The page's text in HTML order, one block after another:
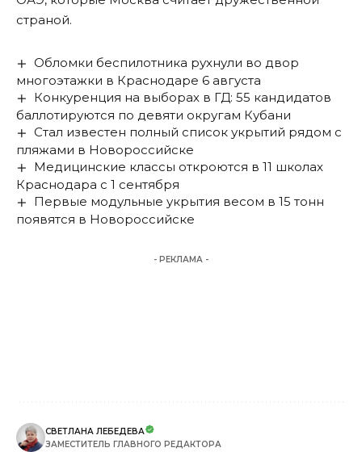
страной.
Обломки беспилотника рухнули во двор
многоэтажки в Краснодаре 6 августа
Конкуренция на выборах в ГД: 55 кандидатов
баллотируются по девяти округам Кубани
Стал известен полный список укрытий рядом с
пляжами в Новороссийске
Медицинские классы откроются в 11 школах
Краснодара с 1 сентября
Первые модульные укрытия весом в 15 тонн
появятся в Новороссийске
- РЕКЛАМА -
СВЕТЛАНА ЛЕБЕДЕВА
ЗАМЕСТИТЕЛЬ ГЛАВНОГО РЕДАКТОРА